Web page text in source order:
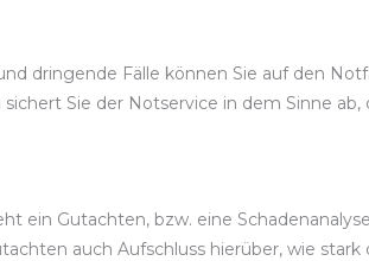
dringende Fälle können Sie auf den
Sie der Notservice in dem Sinne
ein Gutachten, bzw. eine
auch Aufschluss hierüber, wie